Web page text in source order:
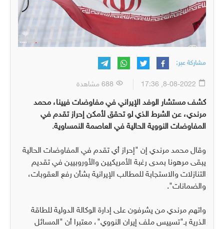
مشاركة عبر:
كشف مستشار الوفد الإيراني في مفاوضات فيينا، محمد
مرندي، عن الشرط الذي لو تحقق لأمكن إحراز تقدم في
المفاوضات النووية الحالية في العاصمة النمساوية.
وقال محمد مرندي إن "إحراز أي تقدم في المفاوضات الحالية
يبقى مرهونا بمدى رغبة الأمريكيين والأوروبيين في تقديم
التنازلات والاستجابة للمطالب الإيرانية بشأن رفع العقوبات،
والضمانات".
واتهم مرندي من يشرفون على إدارة الوكالة الدولية للطاقة
الذرية بـ"تسييس ملف إيران النووي"، معتبرا أن "المسائل